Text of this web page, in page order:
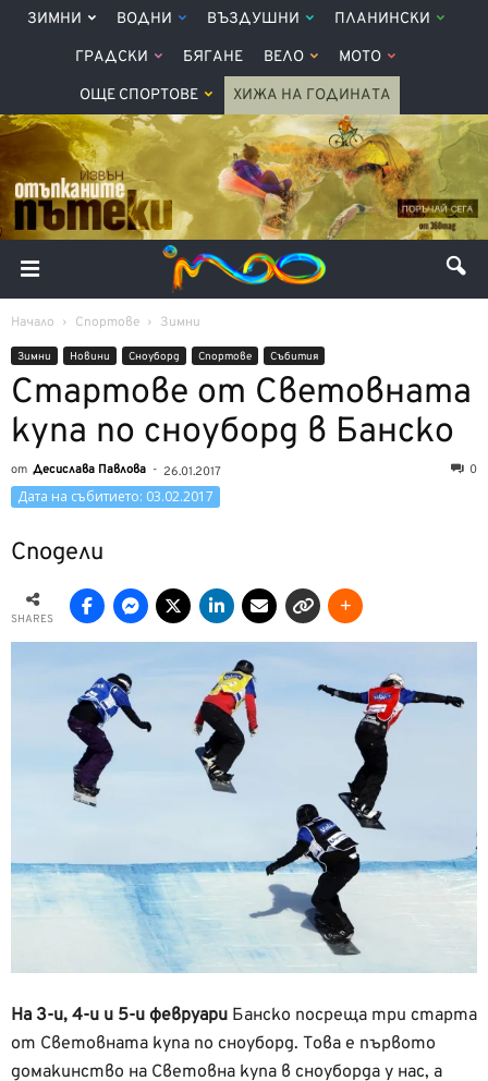
ЗИМНИ ВОДНИ ВЪЗДУШНИ ПЛАНИНСКИ
ГРАДСКИ БЯГАНЕ ВЕЛО МОТО
ОЩЕ СПОРТОВЕ ХИЖА НА ГОДИНАТА
Начало Спортове Зимни
Зимни Новини Сноуборд Спортове Събития
Стартове от Световната
купа по сноуборд в Банско
от Десислава Павлова - 26.01.2017 0
Дата на събитието: 03.02.2017
Сподели
SHARES
На 3-и, 4-и и 5-и февруари Банско посреща три старта
от Световната купа по сноуборд. Това е първото
домакинство на Световна купа в сноуборда у нас, а